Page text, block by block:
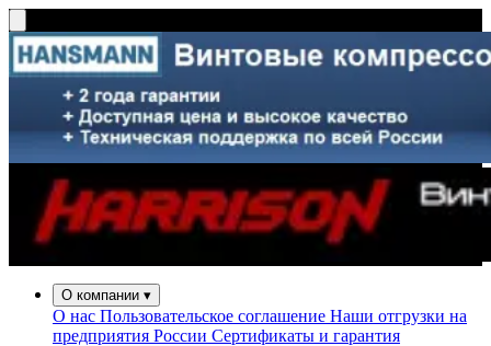
О компании ▾
О нас Пользовательское соглашение Наши отгрузки на
предприятия России Сертификаты и гарантия